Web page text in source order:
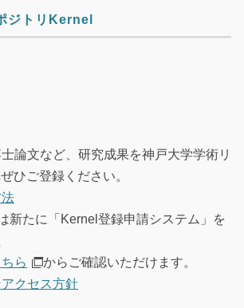
ジトリKernel
論文など、研究成果を神戸大学学術リ
ひご登録ください。
新たに「Kernel登録申請システム」を
ら
からご確認いただけます。
クセス方針